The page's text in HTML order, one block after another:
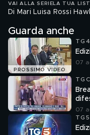
VAI ALLA SERIE LA TUA
Di Mari Luisa Rossi
Guarda anche
PROSSIMO VIDEO
TG4
07
07
TG5